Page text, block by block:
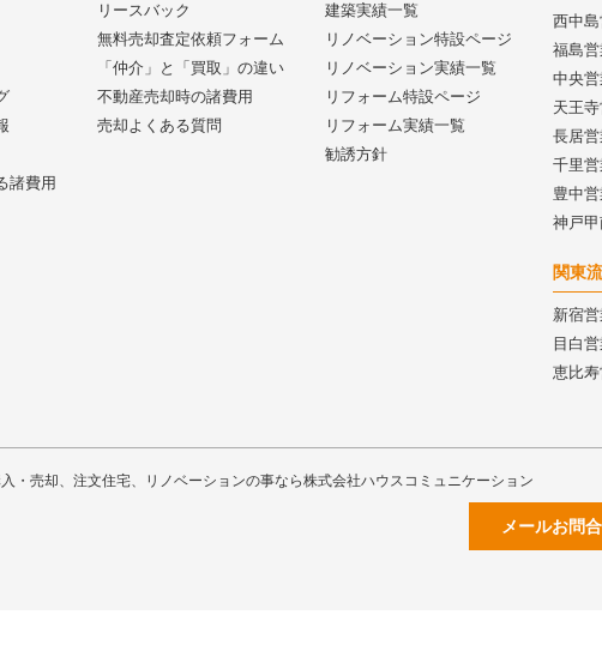
諸費用
リースバック
無料売却査定依頼フォーム
「仲介」と「買取」の違い
不動産売却時の諸費用
売却よくある質問
建築実績一覧
リノベーション特設ページ
リノベーション実績一覧
リフォーム特設ページ
リフォーム実績一覧
勧誘方針
西中
福島
中央
天王
長居
千里
豊中
神戸
関東
新宿
目白
恵比
・売却、注文住宅、リノベーションの事なら株式会社ハウスコミュニケーション
メールお問